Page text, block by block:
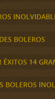
BOLEROS
ÉXITOS 14
BOLEROS